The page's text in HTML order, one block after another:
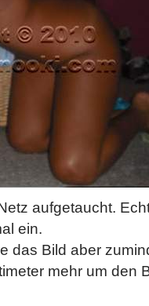
aufgetaucht.
ein.
das Bild aber
mehr um den